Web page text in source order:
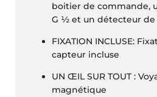
boitier de commande,
G ½ et un détecteur
FIXATION INCLUSE:
capteur incluse
UN ŒIL SUR TOUT ​:
magnétique